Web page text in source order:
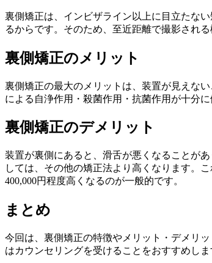
裏側矯正は、インビザライン以上に目立たな
るからです。そのため、至近距離で撮影され
裏側矯正のメリット
裏側矯正の最大のメリットは、装置が見えな
による自浄作用・殺菌作用・抗菌作用が十分
裏側矯正のデメリット
装置が裏側にあると、滑舌が悪くなることが
しては、その他の矯正法より高くなります。
400,000円程度高くなるのが一般的です。
まとめ
今回は、裏側矯正の特徴やメリット・デメリ
はカウンセリングを受けることをおすすめし